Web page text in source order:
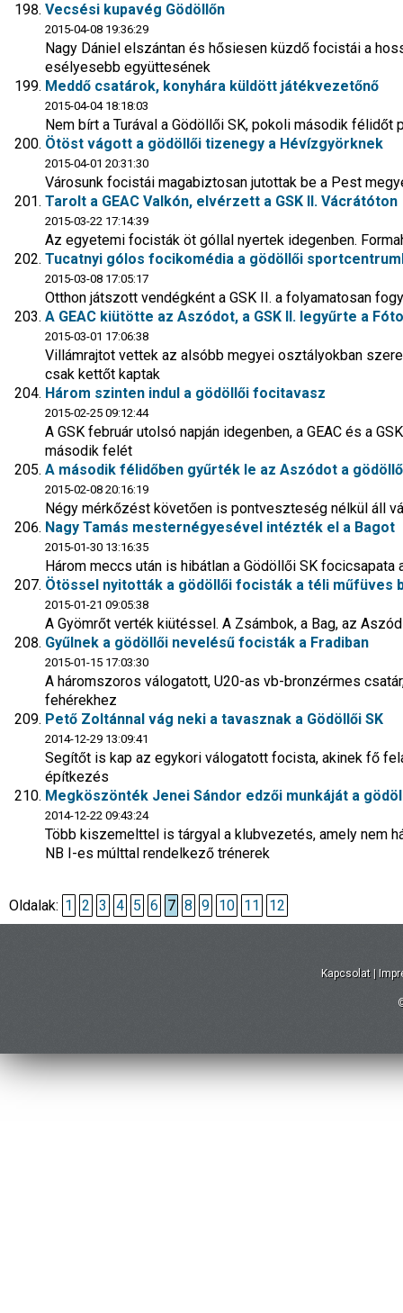
Vecsési kupavég Gödöllőn
2015-04-08 19:36:29
Nagy Dániel elszántan és hősiesen küzdő focistái a
esélyesebb együttesének
Meddő csatárok, konyhára küldött játékvezetőnő
2015-04-04 18:18:03
Nem bírt a Turával a Gödöllői SK, pokoli második félidőt
Ötöst vágott a gödöllői tizenegy a Hévízgyörknek
2015-04-01 20:31:30
Városunk focistái magabiztosan jutottak be a Pest
Tarolt a GEAC Valkón, elvérzett a GSK II. Vácrátóton
2015-03-22 17:14:39
Az egyetemi focisták öt góllal nyertek idegenben.
Tucatnyi gólos focikomédia a gödöllői
2015-03-08 17:05:17
Otthon játszott vendégként a GSK II. a folyamatosan
A GEAC kiütötte az Aszódot, a GSK II. legyűrte a
2015-03-01 17:06:38
Villámrajtot vettek az alsóbb megyei osztályokban
csak kettőt kaptak
Három szinten indul a gödöllői focitavasz
2015-02-25 09:12:44
A GSK február utolsó napján idegenben, a GEAC és a
második felét
A második félidőben gyűrték le az Aszódot a
2015-02-08 20:16:19
Négy mérkőzést követően is pontveszteség nélkül áll
Nagy Tamás mesternégyesével intézték el a Bagot
2015-01-30 13:16:35
Három meccs után is hibátlan a Gödöllői SK
Ötössel nyitották a gödöllői focisták a téli műfüves
2015-01-21 09:05:38
A Gyömrőt verték kiütéssel. A Zsámbok, a Bag, az
Gyűlnek a gödöllői nevelésű focisták a Fradiban
2015-01-15 17:03:30
A háromszoros válogatott, U20-as vb-bronzérmes
fehérekhez
Pető Zoltánnal vág neki a tavasznak a Gödöllői SK
2014-12-29 13:09:41
Segítőt is kap az egykori válogatott focista, akinek fő
építkezés
Megköszönték Jenei Sándor edzői munkáját a
2014-12-22 09:43:24
Több kiszemelttel is tárgyal a klubvezetés, amely nem
NB I-es múlttal rendelkező trénerek
Oldalak: 1 2 3 4 5 6 7 8 9 10 11 12
Kapcsolat |